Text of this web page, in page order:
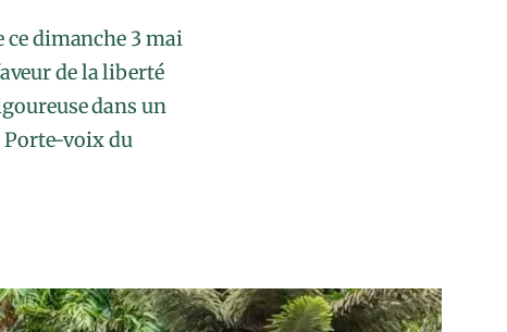
ce dimanche 3 mai
de la liberté
dans un
Porte-voix du